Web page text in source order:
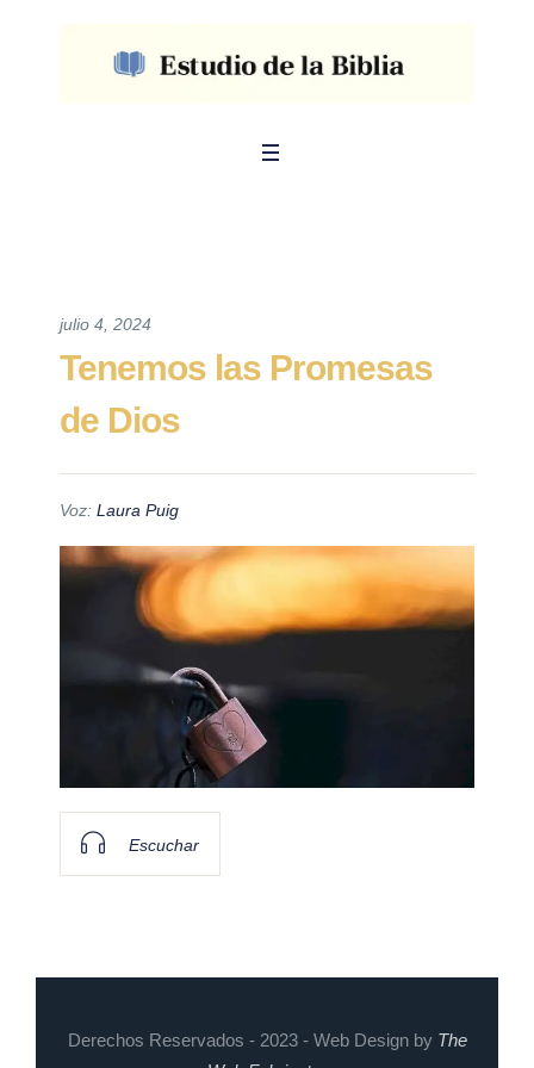
julio 4, 2024
Tenemos las Promesas
de Dios
Voz: Laura Puig
Escuchar
Derechos Reservados - 2023 - Web Design by The